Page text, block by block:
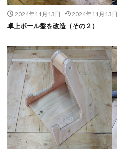
2024年11月13日 2024年11月13日
卓上ボール盤を改造（その２）